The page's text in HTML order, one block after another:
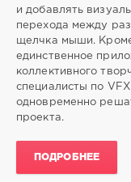
и добавлять
перехода между
щелчка мыши.
единственное
коллективного
специалисты по
одновременно
проекта.
ПОДРОБНЕЕ